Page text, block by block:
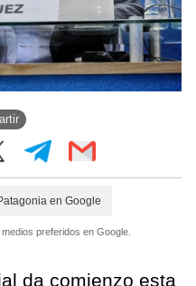
en Google
preferidos en Google.
da comienzo esta